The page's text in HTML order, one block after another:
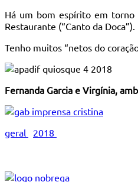
Há um bom espírito em torno
Restaurante (“Canto da
Tenho muitos “netos do
Fernanda Garcia e Virgínia,
geral 2018